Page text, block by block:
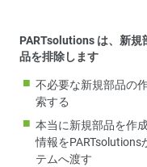
PARTsolutions は、新
品を排除します
不必要な新規部品の
索する
本当に新規部品を作
情報をPARTsolutions
テムへ渡す